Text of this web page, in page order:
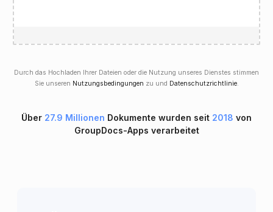
Durch das Hochladen Ihrer Dateien oder die Nutzung unseres Dienstes stimmen
Sie unseren Nutzungsbedingungen zu und Datenschutzrichtlinie.
Über 27.9 Millionen Dokumente wurden seit 2018 von
GroupDocs-Apps verarbeitet